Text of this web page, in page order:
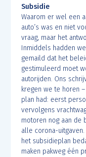
Subsidie
Waarom er wel een
auto’s was en niet
vraag, maar het
Inmiddels hadden
gemaild dat het
gestimuleerd moet
autorijden. Ons
kregen we te horen
plan had: eerst
vervolgens
motoren nog aan de
alle corona-
het subsidieplan
maken pakweg één